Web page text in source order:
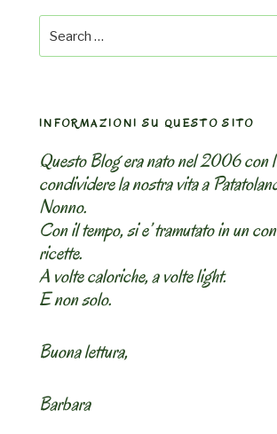
Search
for:
INFORMAZIONI SU QUESTO SITO
Questo Blog era nato nel 2006 con
condividere la nostra vita a
Nonno.
Con il tempo, si e’ tramutato in un
ricette.
A volte caloriche, a volte light.
E non solo.
Buona lettura,
Barbara